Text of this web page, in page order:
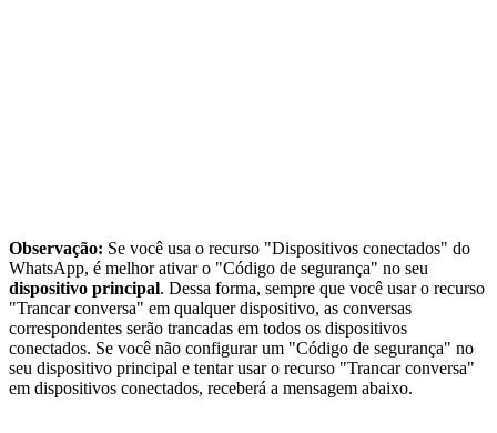
Observação: Se você usa o recurso "Dispositivos conectados" do
WhatsApp, é melhor ativar o "Código de segurança" no seu
dispositivo principal. Dessa forma, sempre que você usar o recurso
"Trancar conversa" em qualquer dispositivo, as conversas
correspondentes serão trancadas em todos os dispositivos
conectados. Se você não configurar um "Código de segurança" no
seu dispositivo principal e tentar usar o recurso "Trancar conversa"
em dispositivos conectados, receberá a mensagem abaixo.